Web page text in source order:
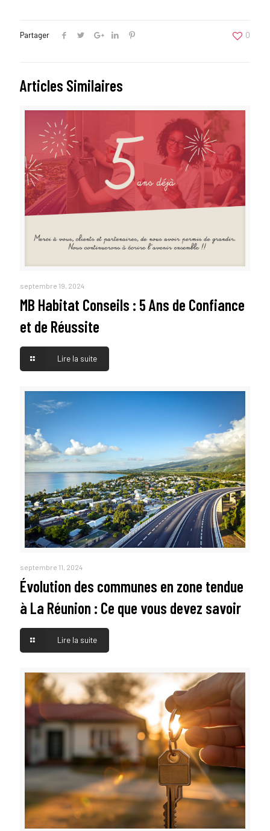
Partager 0
Articles Similaires
septembre 19, 2024
MB Habitat Conseils : 5 Ans de Confiance
et de Réussite
Lire la suite
septembre 11, 2024
Évolution des communes en zone tendue
à La Réunion : Ce que vous devez savoir
Lire la suite